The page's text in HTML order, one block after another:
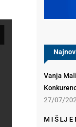
Vanja
27/07/
M I Š LJ